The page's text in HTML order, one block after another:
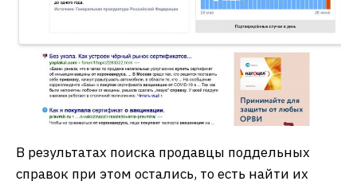
В результатах поиска продавцы поддельных
справок при этом остались, то есть найти их